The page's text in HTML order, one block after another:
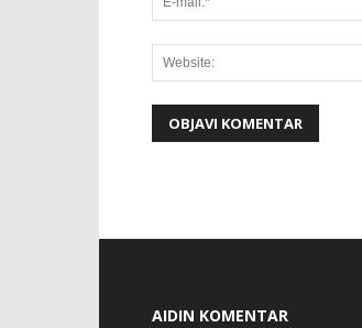
AIDIN KOMENTAR